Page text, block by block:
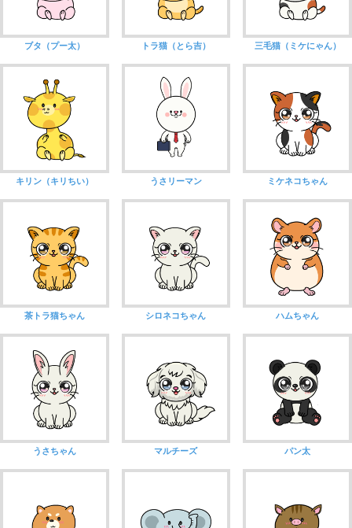
ブタ（プー太） トラ猫（とら吉） 三毛猫（ミケにゃん）
キリン（キリちい） うさリーマン ミケネコちゃん
茶トラ猫ちゃん シロネコちゃん ハムちゃん
うさちゃん マルチーズ パン太